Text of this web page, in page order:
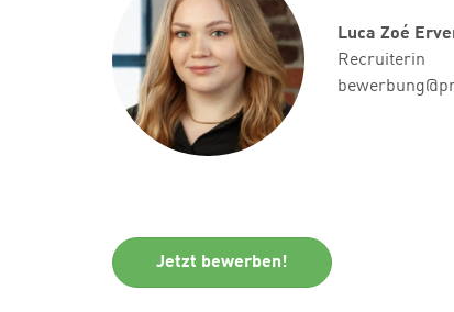
Luca Zoé
Recruiterin
Jetzt bewerben!